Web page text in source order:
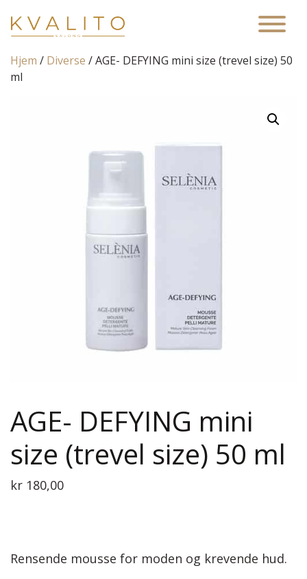
Main Navigation
Hjem / Diverse / AGE- DEFYING mini size (trevel size) 50
ml
AGE- DEFYING mini
size (trevel size) 50 ml
kr 180,00
Rensende mousse for moden og krevende hud.